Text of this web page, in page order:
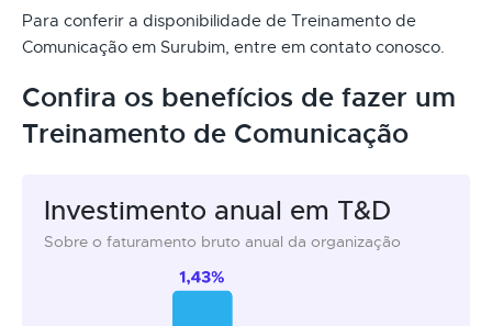
Para conferir a disponibilidade de Treinamento de
Comunicação em Surubim, entre em contato conosco.
Confira os benefícios de fazer um
Treinamento de Comunicação
Investimento anual em T&D
Sobre o faturamento bruto anual da organização